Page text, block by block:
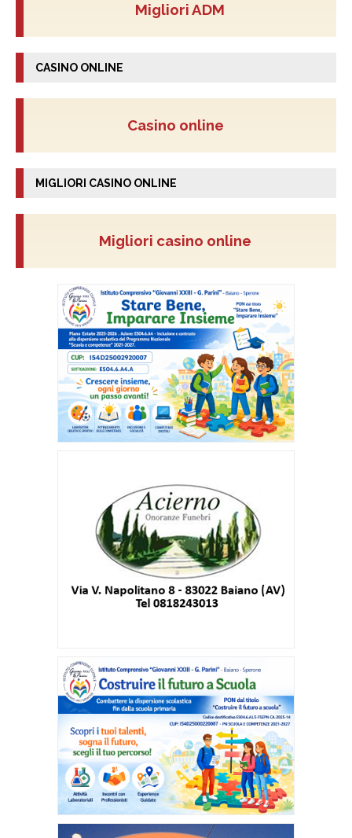
Migliori ADM
CASINO ONLINE
Casino online
MIGLIORI CASINO ONLINE
Migliori casino online